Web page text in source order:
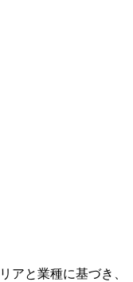
アと業種に基づき、